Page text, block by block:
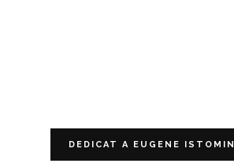
DEDICAT A EUGENE ISTOMIN